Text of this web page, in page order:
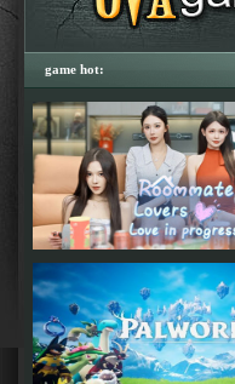
game hot: